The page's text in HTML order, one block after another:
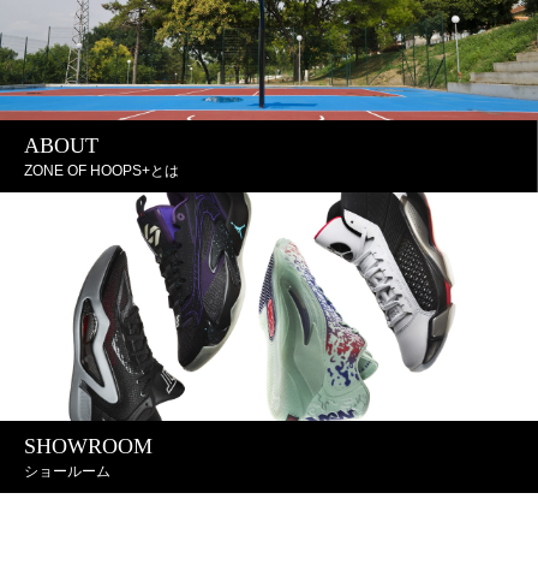
ABOUT
ZONE OF HOOPS+とは
SHOWROOM
ショールーム